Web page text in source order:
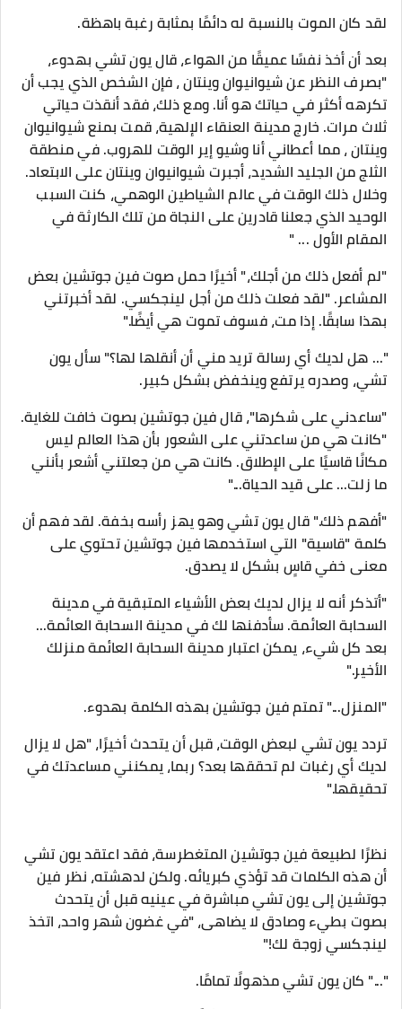
لقد كان الموت بالنسبة له دائمًا بمثابة رغبة باهظة.
بعد أن أخذ نفسًا عميقًا من الهواء، قال يون تشي بهدوء،
"بصرف النظر عن شيوانيوان وينتان ، فإن الشخص الذي يجب أن
تكرهه أكثر في حياتك هو أنا. ومع ذلك، فقد أنقذت حياتي
ثلاث مرات. خارج مدينة العنقاء الإلهية، قمت بمنع شيوانيوان
وينتان ، مما أعطاني أنا وشيو إير الوقت للهروب. في منطقة
الثلج من الجليد الشديد، أجبرت شيوانيوان وينتان على الابتعاد.
وخلال ذلك الوقت في عالم الشياطين الوهمي، كنت السبب
الوحيد الذي جعلنا قادرين على النجاة من تلك الكارثة في
المقام الأول ... "
"لم أفعل ذلك من أجلك،" أخيرًا حمل صوت فين جوتشين بعض
المشاعر. "لقد فعلت ذلك من أجل لينجكسي. لقد أخبرتني
بهذا سابقًا. إذا مت، فسوف تموت هي أيضًا."
"... هل لديك أي رسالة تريد مني أن أنقلها لها؟" سأل يون
تشي، وصدره يرتفع وينخفض ​​​​بشكل كبير.
"ساعدني على شكرها"، قال فين جوتشين بصوت خافت للغاية.
"كانت هي من ساعدتني على الشعور بأن هذا العالم ليس
مكانًا قاسيًا على الإطلاق. كانت هي من جعلتني أشعر بأنني
ما زلت... على قيد الحياة..."
"أفهم ذلك." قال يون تشي وهو يهز رأسه بخفة. لقد فهم أن
كلمة "قاسية" التي استخدمها فين جوتشين تحتوي على
معنى خفي قاسٍ بشكل لا يصدق.
"أتذكر أنه لا يزال لديك بعض الأشياء المتبقية في مدينة
السحابة العائمة. سأدفنها لك في مدينة السحابة العائمة...
بعد كل شيء، يمكن اعتبار مدينة السحابة العائمة منزلك
الأخير."
"المنزل..." تمتم فين جوتشين بهذه الكلمة بهدوء.
تردد يون تشي لبعض الوقت، قبل أن يتحدث أخيرًا، "هل لا يزال
لديك أي رغبات لم تحققها بعد؟ ربما، يمكنني مساعدتك في
تحقيقها."
نظرًا لطبيعة فين جوتشين المتغطرسة، فقد اعتقد يون تشي
أن هذه الكلمات قد تؤذي كبريائه. ولكن لدهشته، نظر فين
جوتشين إلى يون تشي مباشرة في عينيه قبل أن يتحدث
بصوت بطيء وصادق لا يضاهى، "في غضون شهر واحد، اتخذ
لينجكسي زوجة لك!"
"..." كان يون تشي مذهولًا تمامًا.